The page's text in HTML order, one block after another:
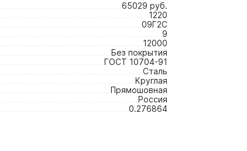
65029 руб.
1220
09Г2С
9
12000
Без покрытия
ГОСТ 10704-91
Сталь
Круглая
Прямошовная
Россия
0.276864